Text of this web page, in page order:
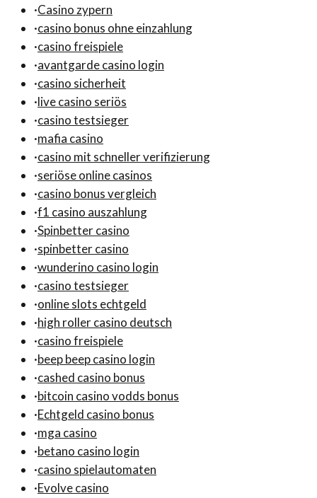
·Casino zypern
·casino bonus ohne einzahlung
·casino freispiele
·avantgarde casino login
·casino sicherheit
·live casino seriös
·casino testsieger
·mafia casino
·casino mit schneller verifizierung
·seriöse online casinos
·casino bonus vergleich
·f1 casino auszahlung
·Spinbetter casino
·spinbetter casino
·wunderino casino login
·casino testsieger
·online slots echtgeld
·high roller casino deutsch
·casino freispiele
·beep beep casino login
·cashed casino bonus
·bitcoin casino vodds bonus
·Echtgeld casino bonus
·mga casino
·betano casino login
·casino spielautomaten
·Evolve casino